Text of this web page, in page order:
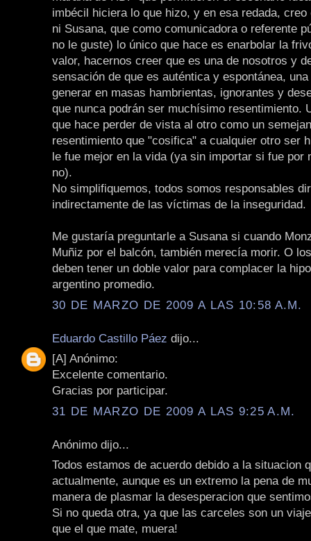
imbécil hiciera lo que hizo, y en esa redada,
ni Susana, que como comunicadora o referente
no le guste) lo único que hace es enarbolar la
valor, hacernos creer que es una de nosotros y
sensación de que es auténtica y espontánea,
generar en masas hambrientas, ignorantes y
que nunca podrán ser muchísimo resentimiento.
que hace perder de vista al otro como un
resentimiento que "cosifica" a cualquier otro ser
le fue mejor en la vida (ya sin importar si fue por
no).
No simplifiquemos, todos somos responsables
indirectamente de las víctimas de la inseguridad.
Me gustaría preguntarle a Susana si cuando
Muñiz por el balcón, también merecía morir. O
deben tener un doble valor para complacer la
argentino promedio.
30 DE MARZO DE 2009 A LAS 10:58 A.M.
Eduardo Castillo Páez dijo...
[A] Anónimo:
Excelente comentario.
Gracias por participar.
31 DE MARZO DE 2009 A LAS 9:25 A.M.
Anónimo dijo...
Todos estamos de acuerdo debido a la situacion
actualmente, aunque es un extremo la pena de
manera de plasmar la desesperacion que
Si no queda otra, ya que las carceles son un
que el que mate, muera!